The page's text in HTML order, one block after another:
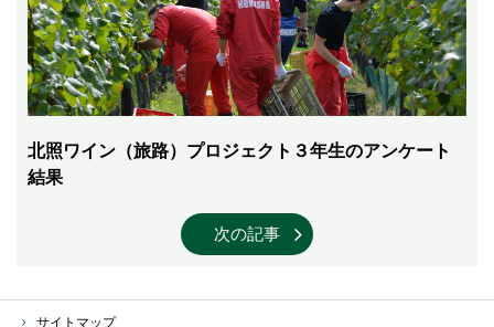
北照ワイン（旅路）プロジェクト３年生のアンケート
結果
次の記事
サイトマップ